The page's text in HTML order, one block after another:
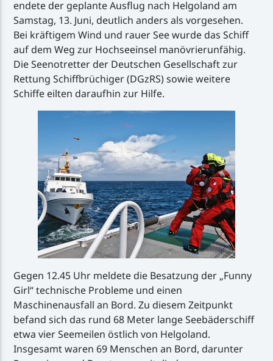
endete der geplante Ausflug nach Helgoland am
Samstag, 13. Juni, deutlich anders als vorgesehen.
Bei kräftigem Wind und rauer See wurde das Schiff
auf dem Weg zur Hochseeinsel manövrierunfähig.
Die Seenotretter der Deutschen Gesellschaft zur
Rettung Schiffbrüchiger (DGzRS) sowie weitere
Schiffe eilten daraufhin zur Hilfe.
Gegen 12.45 Uhr meldete die Besatzung der „Funny
Girl“ technische Probleme und einen
Maschinenausfall an Bord. Zu diesem Zeitpunkt
befand sich das rund 68 Meter lange Seebäderschiff
etwa vier Seemeilen östlich von Helgoland.
Insgesamt waren 69 Menschen an Bord, darunter